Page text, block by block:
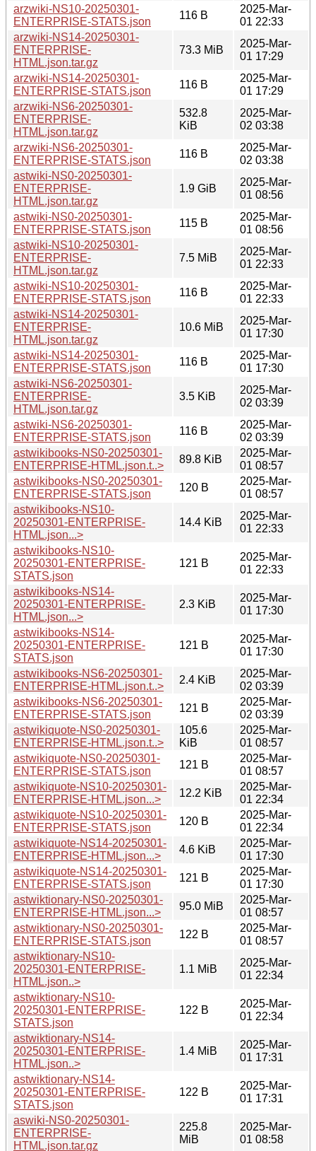
arzwiki-NS10-20250301-
ENTERPRISE-STATS.json
116 B
2025-Mar-
01 22:33
arzwiki-NS14-20250301-
ENTERPRISE-
HTML.json.tar.gz
73.3 MiB
2025-Mar-
01 17:29
arzwiki-NS14-20250301-
ENTERPRISE-STATS.json
116 B
2025-Mar-
01 17:29
arzwiki-NS6-20250301-
ENTERPRISE-
HTML.json.tar.gz
532.8
KiB
2025-Mar-
02 03:38
arzwiki-NS6-20250301-
ENTERPRISE-STATS.json
116 B
2025-Mar-
02 03:38
astwiki-NS0-20250301-
ENTERPRISE-
HTML.json.tar.gz
1.9 GiB
2025-Mar-
01 08:56
astwiki-NS0-20250301-
ENTERPRISE-STATS.json
115 B
2025-Mar-
01 08:56
astwiki-NS10-20250301-
ENTERPRISE-
HTML.json.tar.gz
7.5 MiB
2025-Mar-
01 22:33
astwiki-NS10-20250301-
ENTERPRISE-STATS.json
116 B
2025-Mar-
01 22:33
astwiki-NS14-20250301-
ENTERPRISE-
HTML.json.tar.gz
10.6 MiB
2025-Mar-
01 17:30
astwiki-NS14-20250301-
ENTERPRISE-STATS.json
116 B
2025-Mar-
01 17:30
astwiki-NS6-20250301-
ENTERPRISE-
HTML.json.tar.gz
3.5 KiB
2025-Mar-
02 03:39
astwiki-NS6-20250301-
ENTERPRISE-STATS.json
116 B
2025-Mar-
02 03:39
astwikibooks-NS0-20250301-
ENTERPRISE-HTML.json.t..>
89.8 KiB
2025-Mar-
01 08:57
astwikibooks-NS0-20250301-
ENTERPRISE-STATS.json
120 B
2025-Mar-
01 08:57
astwikibooks-NS10-
20250301-ENTERPRISE-
HTML.json...>
14.4 KiB
2025-Mar-
01 22:33
astwikibooks-NS10-
20250301-ENTERPRISE-
STATS.json
121 B
2025-Mar-
01 22:33
astwikibooks-NS14-
20250301-ENTERPRISE-
HTML.json...>
2.3 KiB
2025-Mar-
01 17:30
astwikibooks-NS14-
20250301-ENTERPRISE-
STATS.json
121 B
2025-Mar-
01 17:30
astwikibooks-NS6-20250301-
ENTERPRISE-HTML.json.t..>
2.4 KiB
2025-Mar-
02 03:39
astwikibooks-NS6-20250301-
ENTERPRISE-STATS.json
121 B
2025-Mar-
02 03:39
astwikiquote-NS0-20250301-
ENTERPRISE-HTML.json.t..>
105.6
KiB
2025-Mar-
01 08:57
astwikiquote-NS0-20250301-
ENTERPRISE-STATS.json
121 B
2025-Mar-
01 08:57
astwikiquote-NS10-20250301-
ENTERPRISE-HTML.json...>
12.2 KiB
2025-Mar-
01 22:34
astwikiquote-NS10-20250301-
ENTERPRISE-STATS.json
120 B
2025-Mar-
01 22:34
astwikiquote-NS14-20250301-
ENTERPRISE-HTML.json...>
4.6 KiB
2025-Mar-
01 17:30
astwikiquote-NS14-20250301-
ENTERPRISE-STATS.json
121 B
2025-Mar-
01 17:30
astwiktionary-NS0-20250301-
ENTERPRISE-HTML.json...>
95.0 MiB
2025-Mar-
01 08:57
astwiktionary-NS0-20250301-
ENTERPRISE-STATS.json
122 B
2025-Mar-
01 08:57
astwiktionary-NS10-
20250301-ENTERPRISE-
HTML.json..>
1.1 MiB
2025-Mar-
01 22:34
astwiktionary-NS10-
20250301-ENTERPRISE-
STATS.json
122 B
2025-Mar-
01 22:34
astwiktionary-NS14-
20250301-ENTERPRISE-
HTML.json..>
1.4 MiB
2025-Mar-
01 17:31
astwiktionary-NS14-
20250301-ENTERPRISE-
STATS.json
122 B
2025-Mar-
01 17:31
aswiki-NS0-20250301-
ENTERPRISE-
HTML.json.tar.gz
225.8
MiB
2025-Mar-
01 08:58